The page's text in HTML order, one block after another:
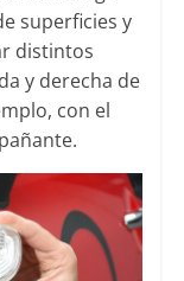
superficies y
distintos
y derecha de
con el